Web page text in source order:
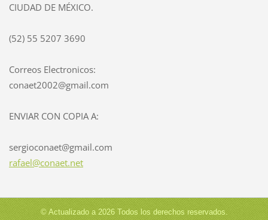
CIUDAD DE MÉXICO.
(52) 55 5207 3690
Correos Electronicos:
conaet2002@gmail.com
ENVIAR CON COPIA A:
sergioconaet@gmail.com
rafael@conaet.net
© Actualizado a 2026 Todos los derechos reservados.